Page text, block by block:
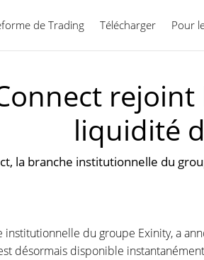
de Trading Télécharger Pour
liquidité
la branche institutionnelle du
institutionnelle du groupe Exinity, a
désormais disponible